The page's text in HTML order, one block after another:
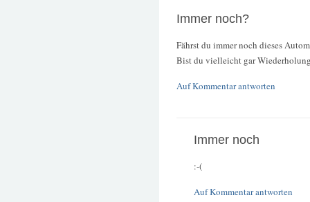
Immer noch?
Fährst du immer noch dieses
Bist du vielleicht gar
Auf Kommentar antworten
Immer noch
:-(
Auf Kommentar antworten